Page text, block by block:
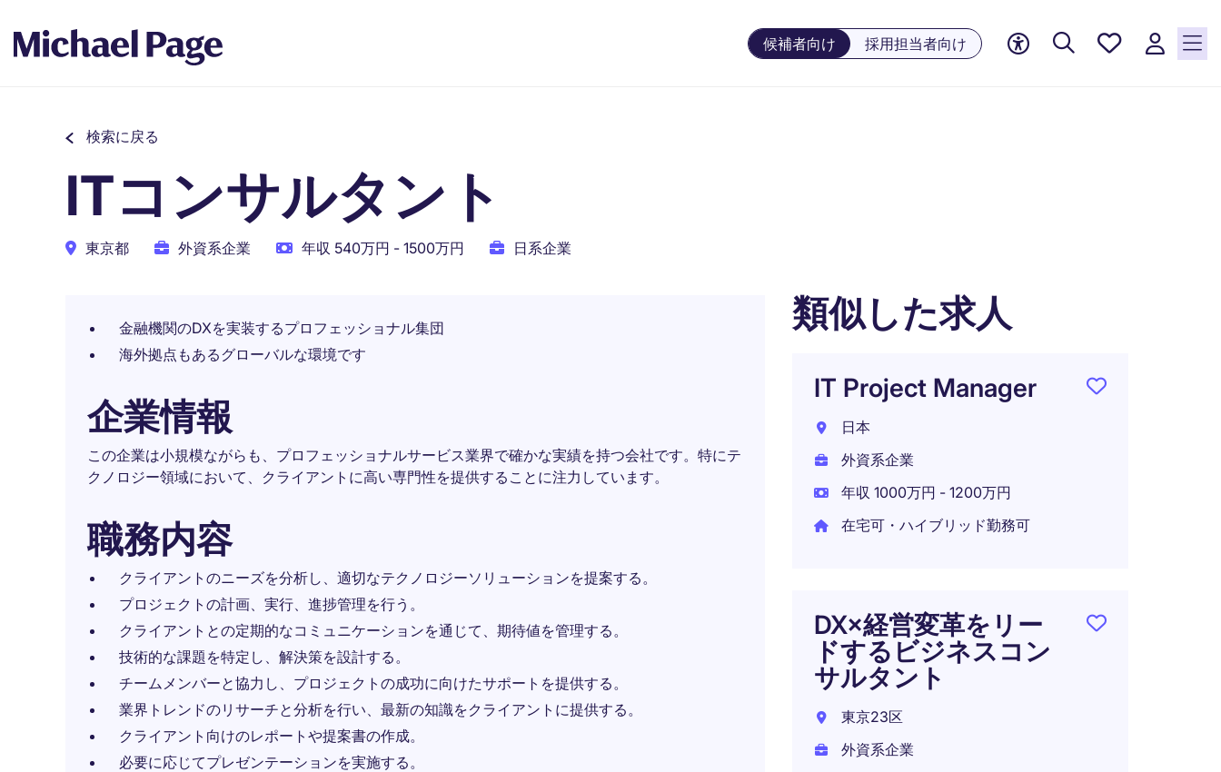
候補者向け 採用担当者向け
お気に
検索に戻る
ITコンサルタント
東京都 外資系企業 年収 540万円 - 1500万円 日系企業
金融機関のDXを実装するプロフェッショナル集団
海外拠点もあるグローバルな環境です
企業情報
この企業は小規模ながらも、プロフェッショナルサービス業界で確かな実績を持つ会社です。特にテ
クノロジー領域において、クライアントに高い専門性を提供することに注力しています。
職務内容
クライアントのニーズを分析し、適切なテクノロジーソリューションを提案する。
プロジェクトの計画、実行、進捗管理を行う。
クライアントとの定期的なコミュニケーションを通じて、期待値を管理する。
技術的な課題を特定し、解決策を設計する。
チームメンバーと協力し、プロジェクトの成功に向けたサポートを提供する。
業界トレンドのリサーチと分析を行い、最新の知識をクライアントに提供する。
クライアント向けのレポートや提案書の作成。
必要に応じてプレゼンテーションを実施する。
類似した求人
IT Project Manager
日本
外資系企業
年収 1000万円 - 1200万円
在宅可・ハイブリッド勤務可
DX×経営変革をリー
ドするビジネスコン
サルタント
東京23区
外資系企業